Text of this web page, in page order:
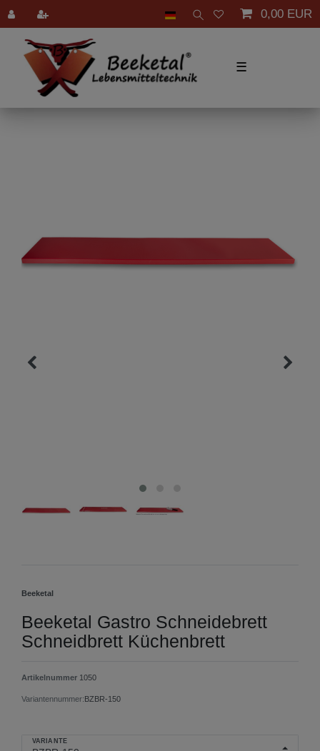
0,00 EUR
☰
Beeketal
Beeketal Gastro Schneidebrett
Schneidbrett Küchenbrett
Artikelnummer 1050
Variantennummer:BZBR-150
VARIANTE